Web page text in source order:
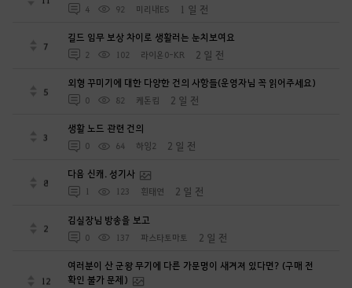
4 92 미리내ES 1 일 전
7
길드 임무 보상 차이로 생활러는 눈치보여요
2 102 라이온0-KR 2 일 전
5
외형 꾸미기에 대한 다양한 건의 사항들(운영자님 꼭 읽어주세요)
0 82 케돈킴 2 일 전
3
생활 노드 관련 건의
0 64 하잉2 2 일 전
8
다음 신캐. 성기사
1 123 흰태연 2 일 전
2
김실장님 방송을 보고
0 137 파스타토마토 2 일 전
12
여러분이 산 군왕 무기에 다른 가문명이 새겨져 있다면? (구매 전
확인 불가 문제)